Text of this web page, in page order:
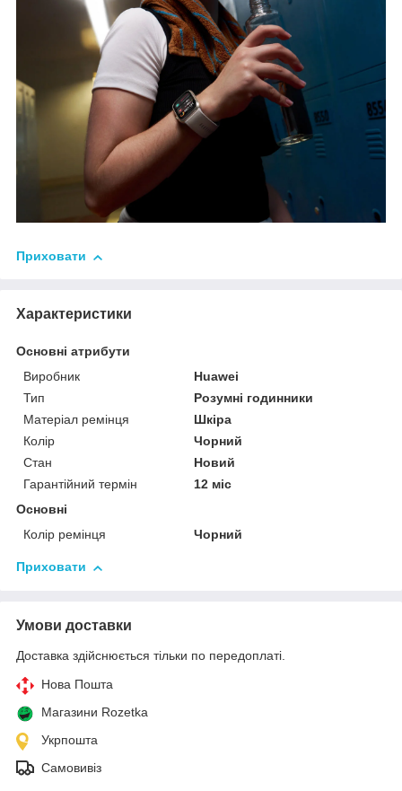
Приховати
Характеристики
Основні атрибути
Виробник
Huawei
Тип
Розумні годинники
Матеріал ремінця
Шкіра
Колір
Чорний
Стан
Новий
Гарантійний термін
12 міс
Основні
Колір ремінця
Чорний
Приховати
Умови доставки
Доставка здійснюється тільки по передоплаті.
Нова Пошта
Магазини Rozetka
Укрпошта
Самовивіз